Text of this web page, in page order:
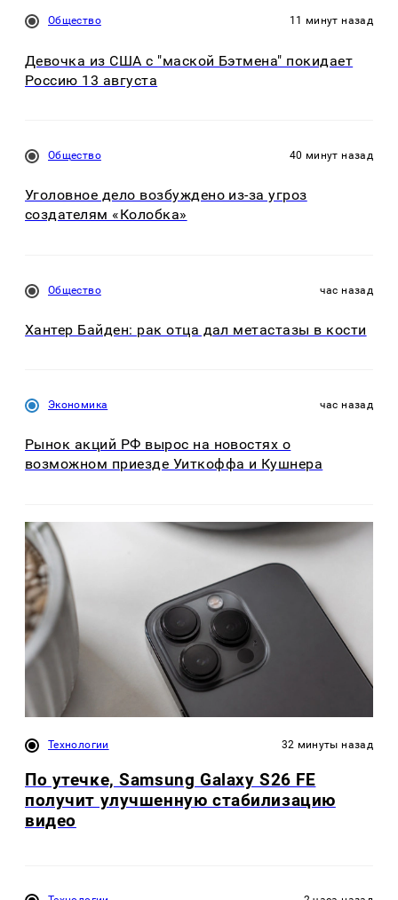
Общество 11 минут назад
Девочка из США с "маской Бэтмена" покидает
Россию 13 августа
Общество 40 минут назад
Уголовное дело возбуждено из-за угроз
создателям «Колобка»
Общество час назад
Хантер Байден: рак отца дал метастазы в кости
Экономика час назад
Рынок акций РФ вырос на новостях о
возможном приезде Уиткоффа и Кушнера
Технологии 32 минуты назад
По утечке, Samsung Galaxy S26 FE
получит улучшенную стабилизацию
видео